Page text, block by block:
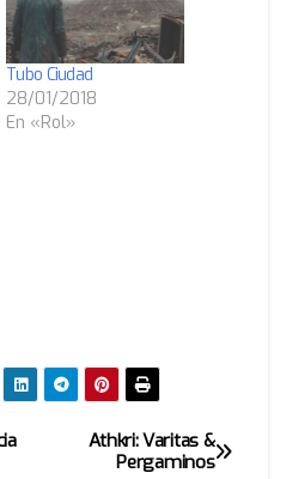
Tubo Ciudad
28/01/2018
En «Rol»
Athkri: Varitas &
Pergaminos